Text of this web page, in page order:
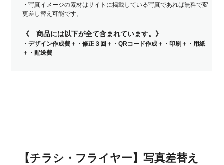
・写真イメージの素材はサイトに掲載している写真であれば無料で変
更差し替え可能です。
《 商品には以下が全て含まれています。》
・デザイン作成費＋・修正３回＋・QRコード作成＋・印刷＋・用紙
＋・配送費
【チラシ・フライヤー】写真差替え